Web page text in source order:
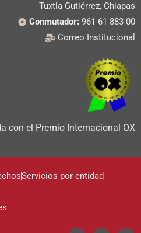
Tuxtla Gutiérrez, Chiapas
Conmutador: 961 61 883 00
Correo Institucional
con el Premio Internacional OX
Servicios por entidad